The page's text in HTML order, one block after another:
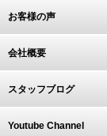
お客様の声
会社概要
スタッフブログ
Youtube Channel